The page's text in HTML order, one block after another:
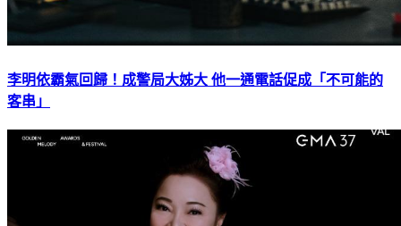
李明依霸氣回歸！成警局大姊大 他一通電話促成「不可能的
客串」